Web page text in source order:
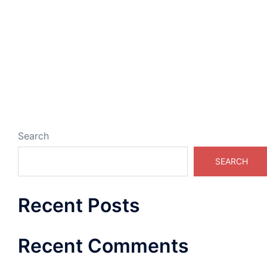
Search
SEARCH
Recent Posts
Recent Comments